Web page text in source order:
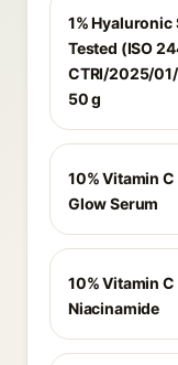
1% Hyaluronic
Tested (ISO
CTRI/2025/
50 g
10% Vitamin
Glow Serum
10% Vitamin C
Niacinamide